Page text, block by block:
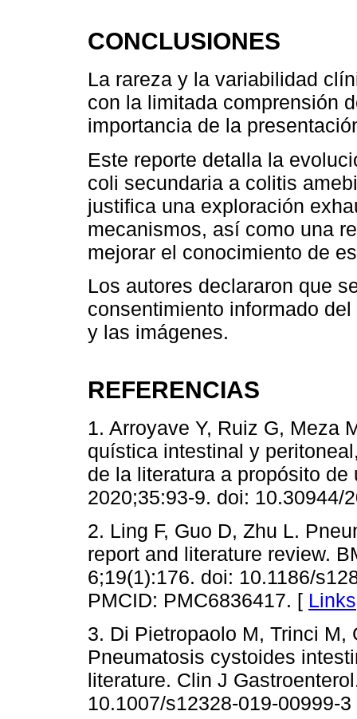
CONCLUSIONES
La rareza y la variabilidad
con la limitada comprensión
importancia de la
Este reporte detalla la
coli secundaria a colitis
justifica una exploración
mecanismos, así como una
mejorar el conocimiento de
Los autores declararon que
consentimiento informado
y las imágenes.
REFERENCIAS
1. Arroyave Y, Ruiz G, Meza
quística intestinal y
de la literatura a propósito
2020;35:93-9. doi: 10.30944/
2. Ling F, Guo D, Zhu L.
report and literature review.
6;19(1):176. doi: 10.1186/
PMCID: PMC6836417. [ Links
3. Di Pietropaolo M, Trinci M,
Pneumatosis cystoides
literature. Clin J
10.1007/s12328-019-00999-